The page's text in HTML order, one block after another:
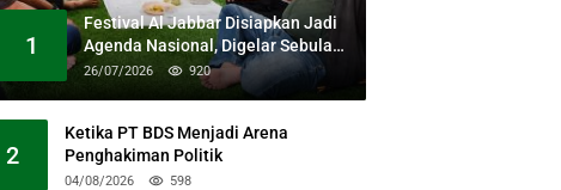
1
Festival Al Jabbar Disiapkan Jadi
Agenda Nasional, Digelar Sebulan
Penuh di Kawasan Masjid Raya Al
26/07/2026 920
2
Ketika PT BDS Menjadi Arena
Penghakiman Politik
04/08/2026 598